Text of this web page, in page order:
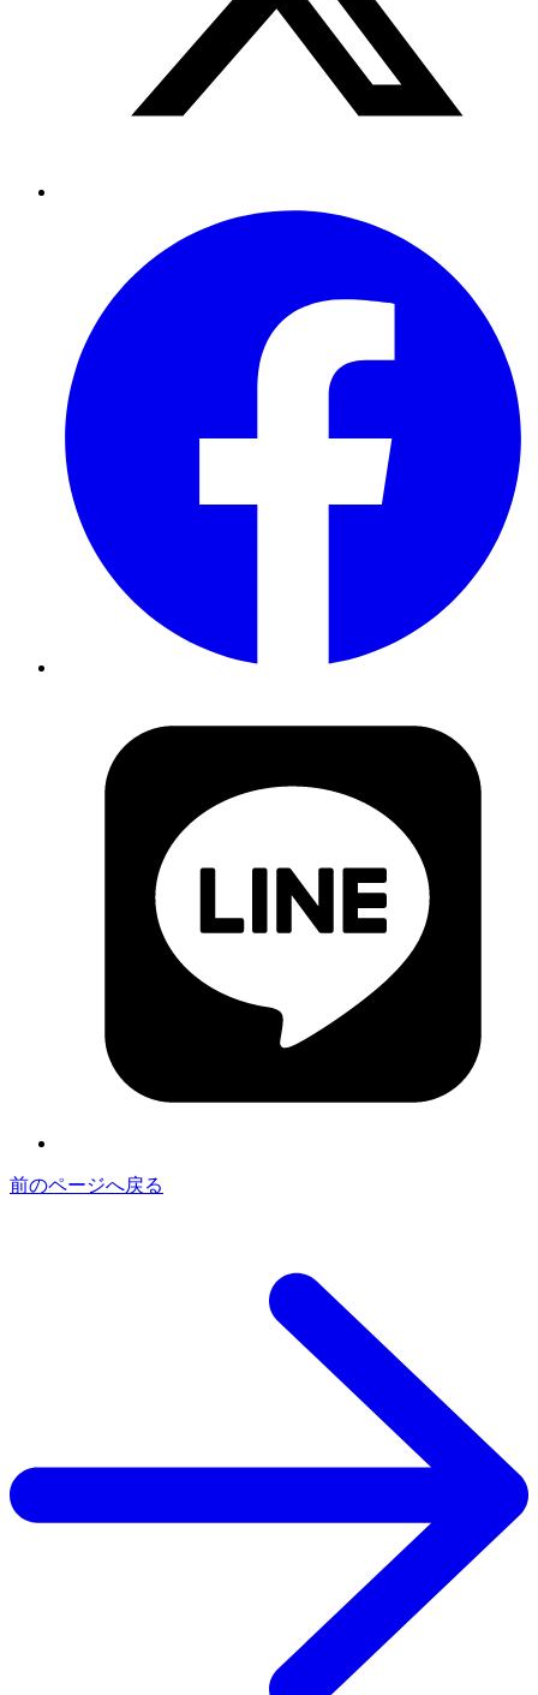
前のページへ戻る